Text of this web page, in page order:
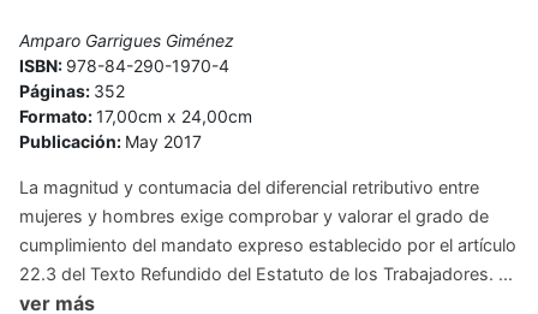
Amparo Garrigues Giménez
ISBN: 978-84-290-1970-4
Páginas: 352
Formato:17,00cm x 24,00cm
Publicación: May 2017
La magnitud y contumacia del diferencial retributivo entre
mujeres y hombres exige comprobar y valorar el grado de
cumplimiento del mandato expreso establecido por el artículo
22.3 del Texto Refundido del Estatuto de los Trabajadores. ...
ver más